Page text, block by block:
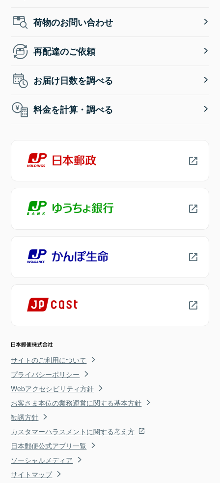
荷物のお問い合わせ
再配達のご依頼
お届け日数を調べる
料金を計算・調べる
サイトのご利用について
プライバシーポリシー
Webアクセシビリティ方針
お客さま本位の業務運営に関する基本方針
勧誘方針
カスタマーハラスメントに関する考え方
日本郵便公式アプリ一覧
ソーシャルメディア
サイトマップ